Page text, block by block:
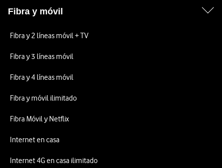
Fibra y móvil
Fibra y 2 líneas móvil + TV
Fibra y 3 líneas móvil
Fibra y 4 líneas móvil
Fibra y móvil ilimitado
Fibra Móvil y Netflix
Internet en casa
Internet 4G en casa ilimitado